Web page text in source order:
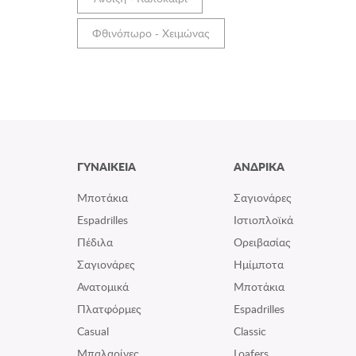
Φθινόπωρο - Χειμώνας
ΓΥΝΑΙΚΕΙΑ
Μποτάκια
Espadrilles
Πέδιλα
Σαγιονάρες
Ανατομικά
Πλατφόρμες
Casual
ΑΝΔΡΙΚΑ
Σαγιονάρες
Ιστιοπλοϊκά
Ορειβασίας
Ημίμποτα
Μποτάκια
Espadrilles
Classic